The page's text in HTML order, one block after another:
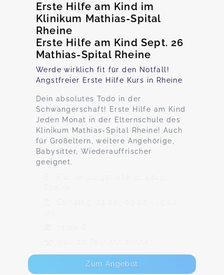
Erste Hilfe am Kind im
Klinikum Mathias-Spital
Rheine
Erste Hilfe am Kind Sept. 26
Mathias-Spital Rheine
Werde wirklich fit für den Notfall!
Angstfreier Erste Hilfe Kurs in Rheine
Dein absolutes Todo in der
Schwangerschaft! Erste Hilfe am Kind
Jeden Monat in der Elternschule des
Klinikum Mathias-Spital Rheine! Auch
für Großeltern, weitere Angehörige,
Babysitter, Wiederauffrischer
geeignet.
Frankenburgstraße 31, 48431
Rheine
Samstag, 05.09., 09:00 - 15:00
75,00 €
Max. 20 TeilnehmerInnen
Zum Angebot